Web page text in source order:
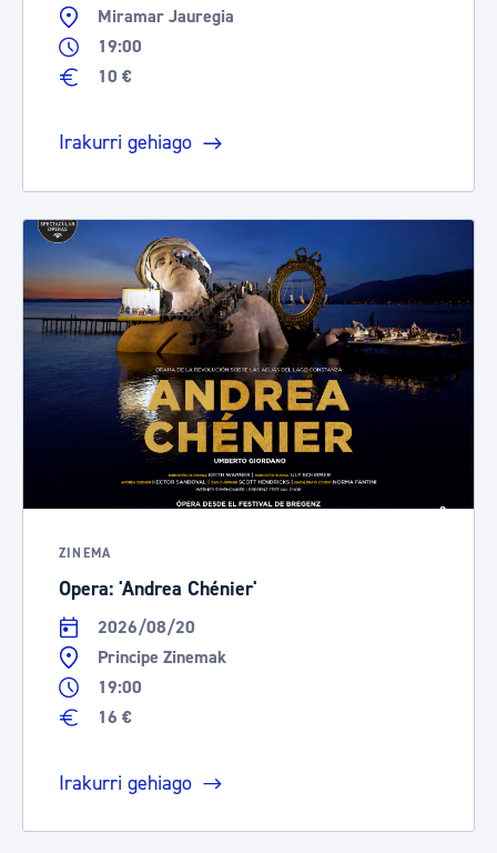
Miramar Jauregia
19:00
10 €
Irakurri gehiago
ZINEMA
Opera: 'Andrea Chénier'
2026/08/20
Principe Zinemak
19:00
16 €
Irakurri gehiago